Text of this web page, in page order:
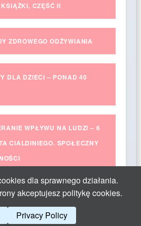
CZĘŚĆ II
ZDROWEGO ODŻYWIANIA
DLA DZIECI – PONAD 40
WPŁYWU NA LUDZI – 6
CIALDINIEGO. SPOŁECZNY
dla sprawnego działania.
akceptujesz politykę cookies.
Privacy Policy